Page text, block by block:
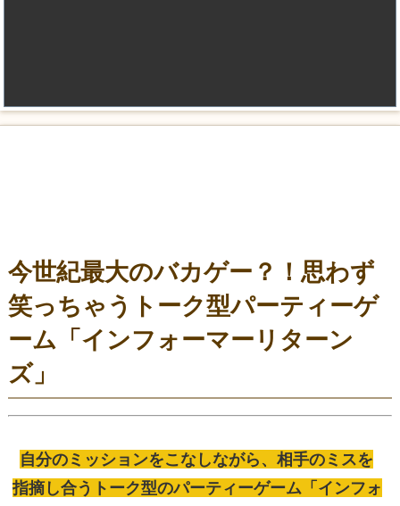
今世紀最大のバカゲー？！思わず
笑っちゃうトーク型パーティーゲ
ーム「インフォーマーリターン
ズ」
自分のミッションをこなしながら、相手のミスを
指摘し合うトーク型のパーティーゲーム「インフォ